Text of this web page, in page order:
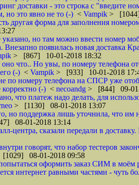
доставки - это строка с "введите
но это явно не то (-) < Vampik >
другая форма для заполнения
указано, но там можно ввести номер
Внезапно появилась новая доставка
> [867] 10-01-2018 18:32
что.. Но увы, по номеру телефона
(-) < Vampik > [933] 10-01-2018
по номеру телефона на СПСР уже
корректно (-) < necoandg > [844] 09-01-
что платеж надо делать, для
> [1130] 08-01-2018 13:07
но поддержка лишь уточнила, что
08-01-2018 13:14
центра, сказали передали в
говорят, что набор тестеров
08-01-2018 09:58
оформить заказ СИМ в моём
интернет равными частями - чуть